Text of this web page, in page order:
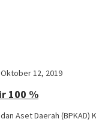
12, 2019
100 %
Aset Daerah